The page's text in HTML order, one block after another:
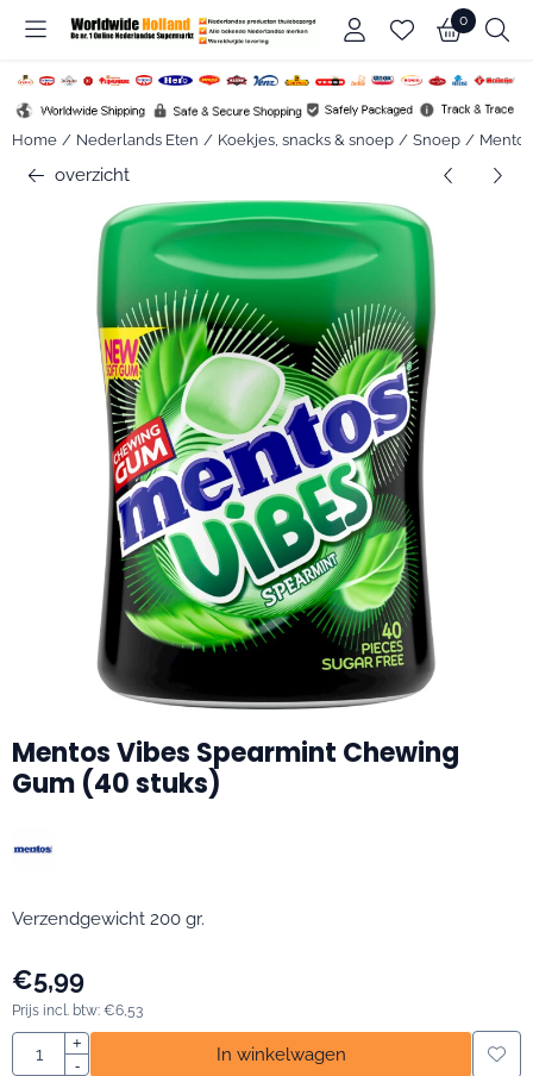
Cookievoorkeuren zijn beschikbaar. Kies instellingen of sta alle
0
Home / Nederlands Eten / Koekjes, snacks & snoep / Snoep / Mentos
overzicht
Mentos Vibes Spearmint Chewing
Gum (40 stuks)
Verzendgewicht 200 gr.
€5,99
Prijs incl. btw: €6,53
Aantal
+
-
In winkelwagen